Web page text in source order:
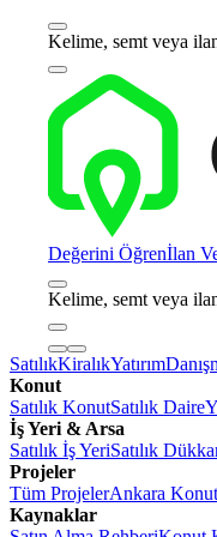
Kelime, semt veya
Değerini Öğrenİlan
Kelime, semt veya
SatılıkKiralıkYatırım
Konut
Satılık KonutSatılık Daire
İş Yeri & Arsa
Satılık İş YeriSatılık
Projeler
Tüm ProjelerAnkara
Kaynaklar